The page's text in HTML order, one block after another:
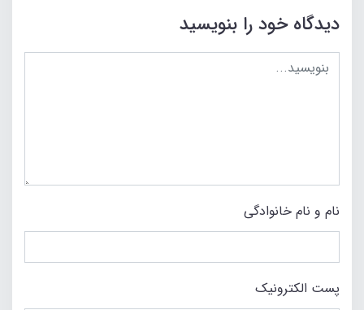
دیدگاه خود را بنویسید
نام و نام خانوادگی
پست الکترونیک